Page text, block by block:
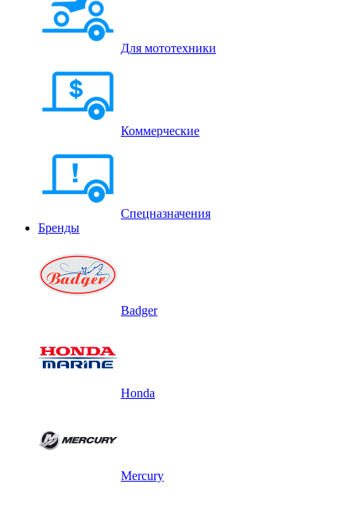
Для мототехники
Коммерческие
Спецназначения
Бренды
Badger
Honda
Mercury